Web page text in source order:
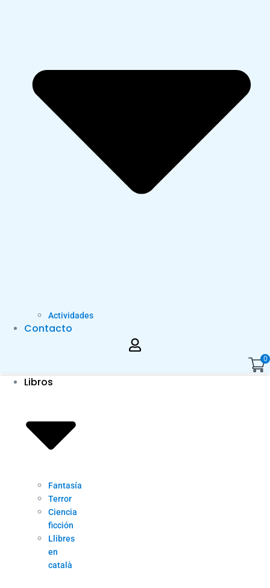
Actividades
Contacto
0
Libros
Fantasía
Terror
Ciencia
ficción
Llibres
en
català